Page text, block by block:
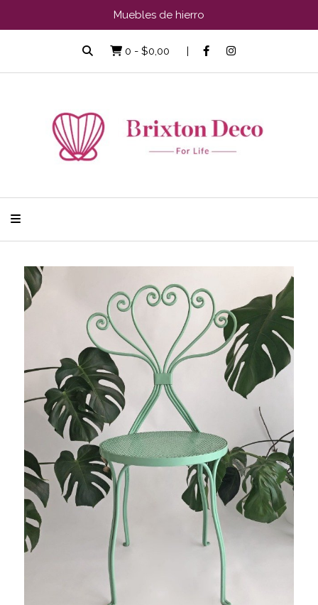
Muebles de hierro
0 - $0,00